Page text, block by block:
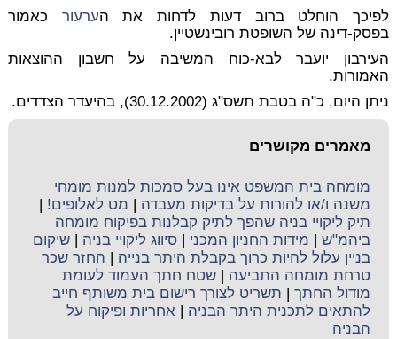
לפיכך הוחלט ברוב דעות לדחות את הערעור כאמור
בפסק-דינה של השופטת רובינשטיין.
העירבון יועבר לבא-כוח המשיבה על חשבון ההוצאות
האמורות.
ניתן היום, כ"ה בטבת תשס"ג (30.12.2002), בהיעדר הצדדים.
מאמרים מקושרים
מומחה בית המשפט אינו בעל סמכות למנות מומחי
משנה ו/או להורות על בדיקות מעבדה
מט לאלופים!
תיק ליקויי בניה שהפך לתיק קבלנות בפיקוח מומחה
ביהמ"ש
מידות החניון המכני |סיווג ליקויי בניה |שיקום
בניין עלול להיות כרוך בקבלת היתר בנייה
החזר שכר
טרחת מומחה התביעה |שטח חתך העמוד לעומת
מודול החתך
תשריט לצורך רישום בית משותף חייב
להתאים לתכנית היתר הבניה |אחריות ופיקוח על
הבניה